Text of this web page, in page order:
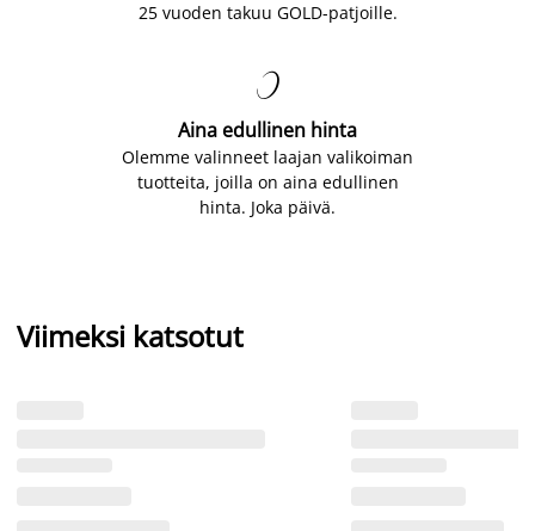
25 vuoden takuu GOLD-patjoille.

Aina edullinen hinta
Olemme valinneet laajan valikoiman
tuotteita, joilla on aina edullinen
hinta. Joka päivä.
Viimeksi katsotut